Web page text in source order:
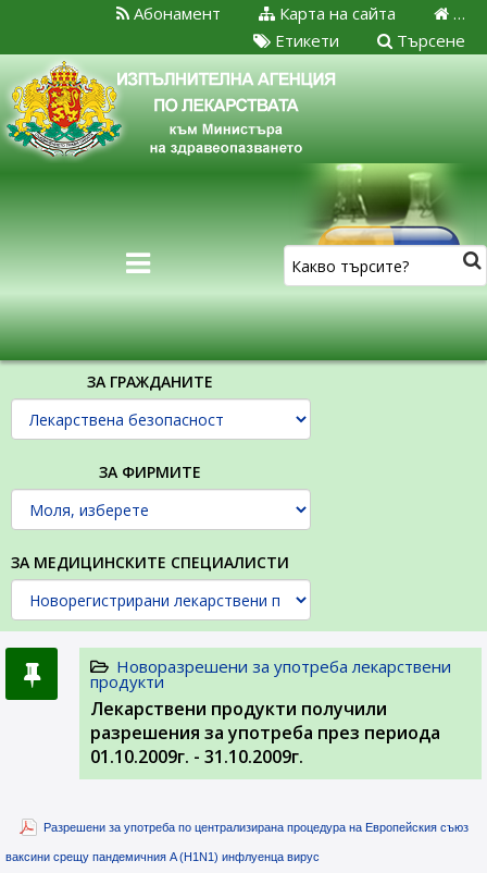
…
Карта на сайта
Абонамент
Търсене
Етикети
ЗА ГРАЖДАНИТЕ
ЗА ФИРМИТЕ
ЗА МЕДИЦИНСКИТЕ СПЕЦИАЛИСТИ
Новоразрешени за употреба лекарствени
продукти
Лекарствени продукти получили
разрешения за употреба през периода
01.10.2009г. - 31.10.2009г.
Разрешени за употреба по централизирана процедура на Европейския съюз
ваксини срещу пандемичния A (H1N1) инфлуенца вирус